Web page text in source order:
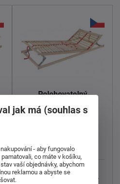
Polohovatelný
lamelový rošt
Primaflex HN
Skladem 2 ks
3 zóny
jak má (souhlas s
- aby fungovalo
co máte v košíku,
vaší objednávky, abychom
reklamou a abyste se